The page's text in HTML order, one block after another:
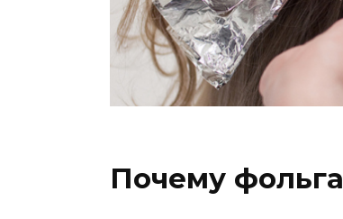
Почему фольга